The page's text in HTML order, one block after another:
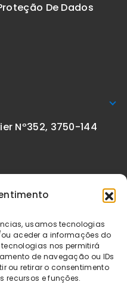
usamos tecnologias
aceder a informações do
nos permitirá
de navegação ou IDs
ou retirar o consentimento
recursos e funções.
De Dados
Nº352, 3750-144
taxa legal em vigor. Todos
se sujeitos à
da encomenda. As